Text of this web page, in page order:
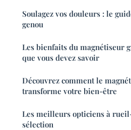
Soulagez vos douleurs : le
genou
Les bienfaits du magnétiseur
que vous devez savoir
Découvrez comment le
transforme votre bien-être
Les meilleurs opticiens à
sélection